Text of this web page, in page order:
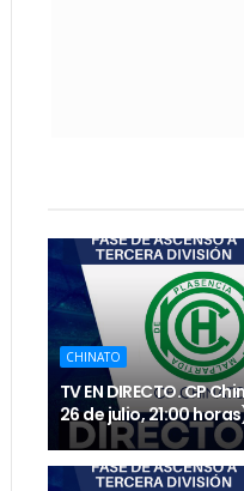
CHINATO
TV EN DIRECTO. CP
26 de julio, 21:00